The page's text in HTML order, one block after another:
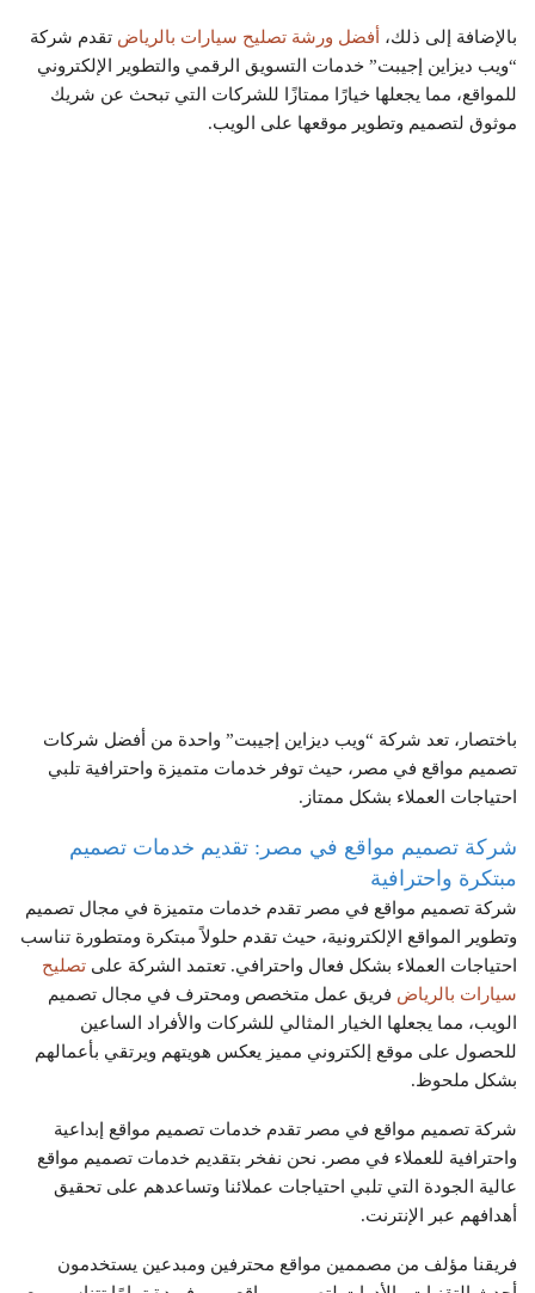
بالإضافة إلى ذلك، أفضل ورشة تصليح سيارات بالرياض تقدم شركة
“ويب ديزاين إجيبت” خدمات التسويق الرقمي والتطوير الإلكتروني
للمواقع، مما يجعلها خيارًا ممتازًا للشركات التي تبحث عن شريك
موثوق لتصميم وتطوير موقعها على الويب.
باختصار، تعد شركة “ويب ديزاين إجيبت” واحدة من أفضل شركات
تصميم مواقع في مصر، حيث توفر خدمات متميزة واحترافية تلبي
احتياجات العملاء بشكل ممتاز.
شركة تصميم مواقع في مصر: تقديم خدمات تصميم
مبتكرة واحترافية
شركة تصميم مواقع في مصر تقدم خدمات متميزة في مجال تصميم
وتطوير المواقع الإلكترونية، حيث تقدم حلولاً مبتكرة ومتطورة تناسب
احتياجات العملاء بشكل فعال واحترافي. تعتمد الشركة على تصليح
سيارات بالرياض فريق عمل متخصص ومحترف في مجال تصميم
الويب، مما يجعلها الخيار المثالي للشركات والأفراد الساعين
للحصول على موقع إلكتروني مميز يعكس هويتهم ويرتقي بأعمالهم
بشكل ملحوظ.
شركة تصميم مواقع في مصر تقدم خدمات تصميم مواقع إبداعية
واحترافية للعملاء في مصر. نحن نفخر بتقديم خدمات تصميم مواقع
عالية الجودة التي تلبي احتياجات عملائنا وتساعدهم على تحقيق
أهدافهم عبر الإنترنت.
فريقنا مؤلف من مصممين مواقع محترفين ومبدعين يستخدمون